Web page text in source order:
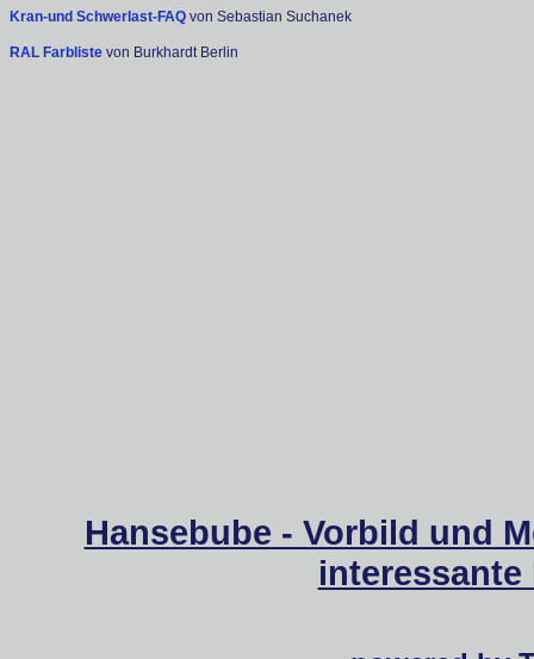
Kran-und Schwerlast-FAQ von Sebastian Suchanek
RAL Farbliste von Burkhardt Berlin
Hansebube - Vorbild und